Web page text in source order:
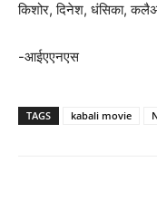
किशोर, दिनेश, धंसिका,
-आईएएनएस
TAGS kabali movie